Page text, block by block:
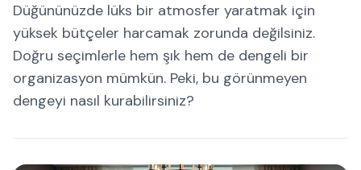
Düğününüzde lüks bir atmosfer yaratmak için
yüksek bütçeler harcamak zorunda değilsiniz.
Doğru seçimlerle hem şık hem de dengeli bir
organizasyon mümkün. Peki, bu görünmeyen
dengeyi nasıl kurabilirsiniz?